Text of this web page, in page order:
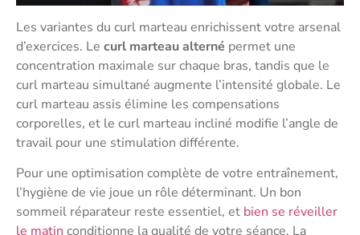
Les variantes du curl marteau enrichissent votre arsenal
d’exercices. Le curl marteau alterné permet une
concentration maximale sur chaque bras, tandis que le
curl marteau simultané augmente l’intensité globale. Le
curl marteau assis élimine les compensations
corporelles, et le curl marteau incliné modifie l’angle de
travail pour une stimulation différente.
Pour une optimisation complète de votre entraînement,
l’hygiène de vie joue un rôle déterminant. Un bon
sommeil réparateur reste essentiel, et bien se réveiller
le matin conditionne la qualité de votre séance. La